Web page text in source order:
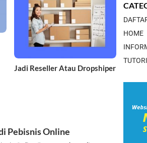
Jadi Reseller Atau Dropshiper
Pebisnis Online
HOME